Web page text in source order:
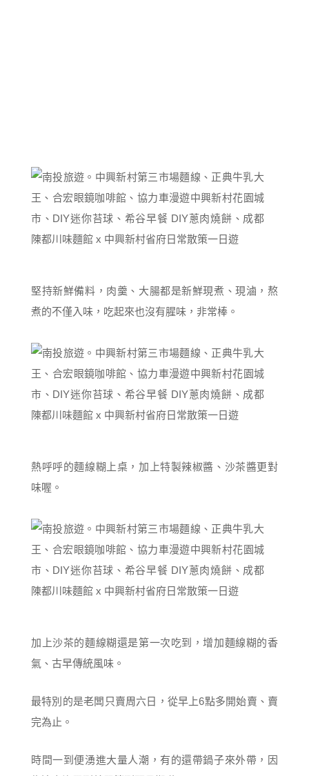
堅持新鮮備料，肉羹、大腸都是新鮮現煮、現滷，熬
煮的不僅入味，吃起來也沒有腥味，非常棒。
熱呼呼的麵線糊上桌，加上特製辣椒醬、沙茶醬更對
味喔。
加上沙茶的麵線糊還是第一次吃到，增加麵線糊的香
氣、古早傳統風味。
最特別的是老闆只賣周六日，從早上6點多開始賣、賣
完為止。
時間一到便湧進大量人潮，有的還帶鍋子來外帶，因